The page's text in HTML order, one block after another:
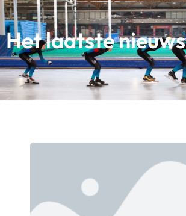
Het laatste nieuws